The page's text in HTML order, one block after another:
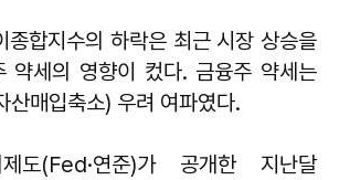
종합지수의 하락은 최근 시장 상승을
약세의 영향이 컸다. 금융주 약세는
산매입축소) 우려 여파였다.
도(Fed·연준)가 공개한 지난달